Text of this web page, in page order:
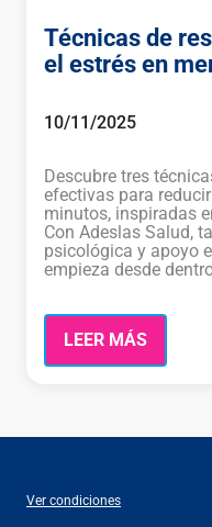
Técnicas de
el estrés en
10/11/2025
Descubre tres
efectivas para
minutos, inspiradas
Con Adeslas Salud,
psicológica y apoyo
empieza desde
LEER MÁS
Ver condiciones